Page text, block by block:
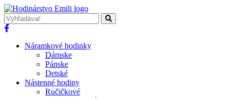
Náramkové hodinky
Dámske
Pánske
Detské
Nástenné hodiny
Ručičkové